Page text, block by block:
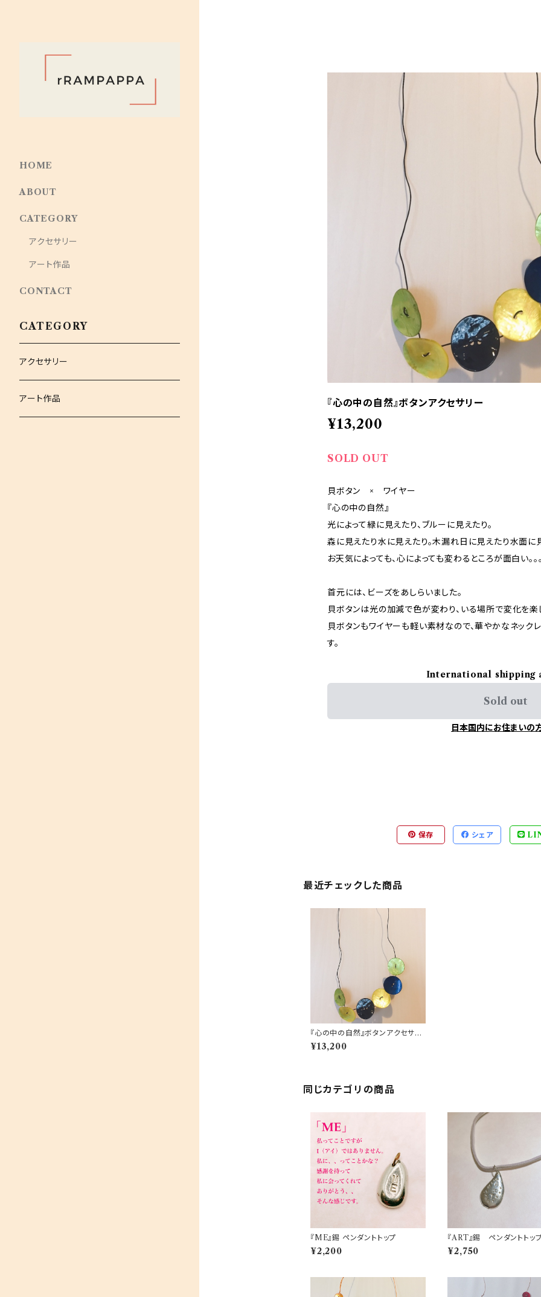
『心の中の自然』ボタンアクセサリー
¥13,200
SOLD OUT
貝ボタン × ワイヤー
『心の中の自然』
光によって緑に見えたり、ブルーに見えたり。
森に見えたり水に見えたり。木漏れ日に見えたり水面に
お天気によっても、心によっても変わるところが面白い。。。
首元には、ビーズをあしらいました。
貝ボタンは光の加減で色が変わり、いる場所で変化を楽
貝ボタンもワイヤーも軽い素材なので、華やかなネック
す。
International shipping
Sold out
日本国内にお住まいの
保存 シェア
最近チェックした商品
『心の中の自然』ボタンアクセサリ
ー
¥13,200
同じカテゴリの商品
『ME』錫 ペンダントトップ
¥2,200
『ART』錫 ペンダントトッ
¥2,750
HOME
ABOUT
CATEGORY
アクセサリー
アート作品
CONTACT
CATEGORY
アクセサリー
アート作品